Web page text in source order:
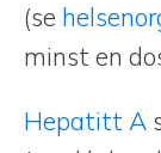
(se
minst en
Hepatitt A